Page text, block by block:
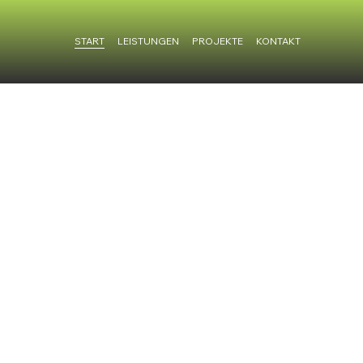
START LEISTUNGEN PROJEKTE KONTAKT